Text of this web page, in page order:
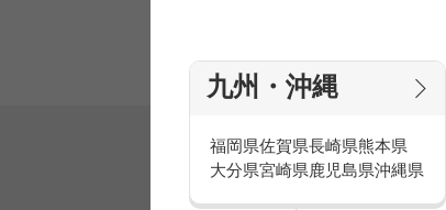
九州・沖縄
福岡県佐賀県長崎県熊本県
大分県宮崎県鹿児島県沖縄県